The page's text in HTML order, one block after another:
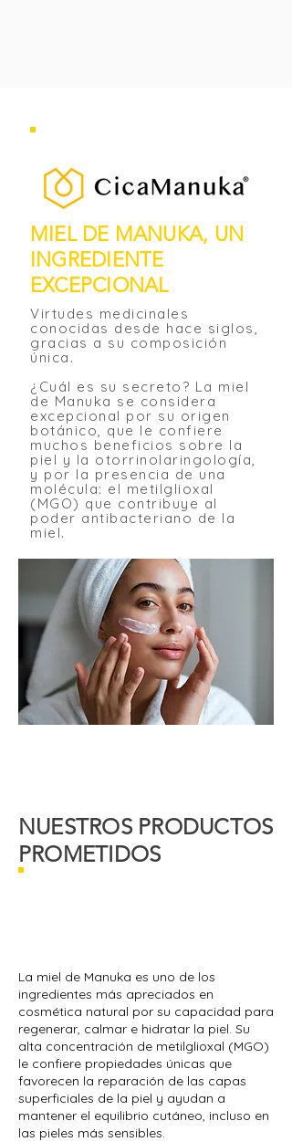
MIEL DE MANUKA, UN
INGREDIENTE
EXCEPCIONAL
Virtudes medicinales
conocidas desde hace siglos,
gracias a su composición
única.
¿Cuál es su secreto? La miel
de Manuka se considera
excepcional por su origen
botánico, que le confiere
muchos beneficios sobre la
piel y la otorrinolaringología,
y por la presencia de una
molécula: el metilglioxal
(MGO) que contribuye al
poder antibacteriano de la
miel.
NUESTROS PRODUCTOS
PROMETIDOS
La miel de Manuka es uno de los
ingredientes más apreciados en
cosmética natural por su capacidad para
regenerar, calmar e hidratar la piel. Su
alta concentración de metilglioxal (MGO)
le confiere propiedades únicas que
favorecen la reparación de las capas
superficiales de la piel y ayudan a
mantener el equilibrio cutáneo, incluso en
las pieles más sensibles.